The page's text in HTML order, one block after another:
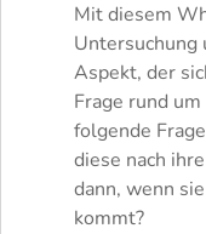
Mit diesem
Aspekt, der
Frage rund
folgende
diese nach
dann, wenn
kommt?